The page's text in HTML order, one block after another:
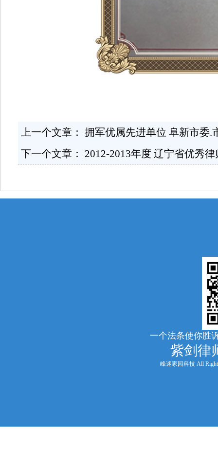
上一个文章： 拥军优属先进单位 阜新市委.
下一个文章： 2012-2013年度 辽宁省优秀
一个法条使你胜
紫剑律
峰迷家园科技 All